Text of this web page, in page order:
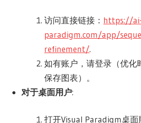
访问直接链接： https://
paradigm.com/app/
refinement/.
如有账户，请登录（优化
保存图表）。
对于桌面用户:
打开Visual Paradigm桌